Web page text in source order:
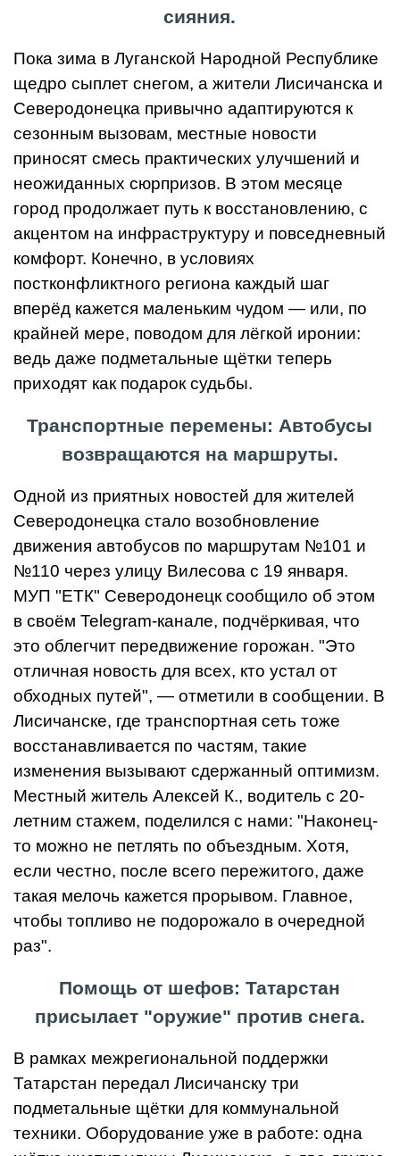
сияния.
Пока зима в Луганской Народной Республике
щедро сыплет снегом, а жители Лисичанска и
Северодонецка привычно адаптируются к
сезонным вызовам, местные новости
приносят смесь практических улучшений и
неожиданных сюрпризов. В этом месяце
город продолжает путь к восстановлению, с
акцентом на инфраструктуру и повседневный
комфорт. Конечно, в условиях
постконфликтного региона каждый шаг
вперёд кажется маленьким чудом — или, по
крайней мере, поводом для лёгкой иронии:
ведь даже подметальные щётки теперь
приходят как подарок судьбы.
Транспортные перемены: Автобусы
возвращаются на маршруты.
Одной из приятных новостей для жителей
Северодонецка стало возобновление
движения автобусов по маршрутам №101 и
№110 через улицу Вилесова с 19 января.
МУП "ЕТК" Северодонецк сообщило об этом
в своём Telegram-канале, подчёркивая, что
это облегчит передвижение горожан. "Это
отличная новость для всех, кто устал от
обходных путей", — отметили в сообщении. В
Лисичанске, где транспортная сеть тоже
восстанавливается по частям, такие
изменения вызывают сдержанный оптимизм.
Местный житель Алексей К., водитель с 20-
летним стажем, поделился с нами: "Наконец-
то можно не петлять по объездным. Хотя,
если честно, после всего пережитого, даже
такая мелочь кажется прорывом. Главное,
чтобы топливо не подорожало в очередной
раз".
Помощь от шефов: Татарстан
присылает "оружие" против снега.
В рамках межрегиональной поддержки
Татарстан передал Лисичанску три
подметальные щётки для коммунальной
техники. Оборудование уже в работе: одна